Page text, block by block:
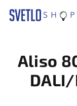
Aliso
DALI/